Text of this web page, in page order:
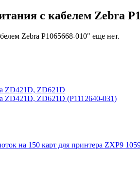
с кабелем Zebra
Zebra P1065668-010" еще нет.
ZD421D, ZD621D
ZD421D, ZD621D (P1112640-031)
на 150 карт для принтера ZXP9